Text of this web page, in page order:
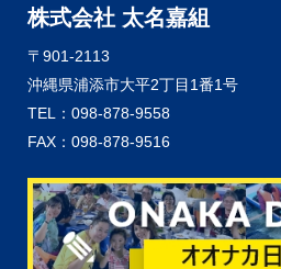
株式会社 太名嘉組
〒901-2113
沖縄県浦添市大平2丁目1番1号
TEL：098-878-9558
FAX：098-878-9516